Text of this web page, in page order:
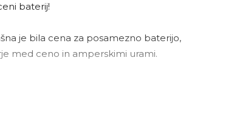
baterij!
je bila cena za posamezno baterijo,
med ceno in amperskimi urami.